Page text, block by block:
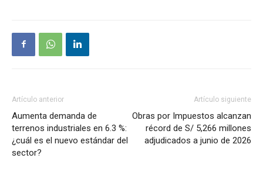
Artículo anterior
Aumenta demanda de
terrenos industriales en 6.3 %:
¿cuál es el nuevo estándar del
sector?
Artículo siguiente
Obras por Impuestos alcanzan
récord de S/ 5,266 millones
adjudicados a junio de 2026